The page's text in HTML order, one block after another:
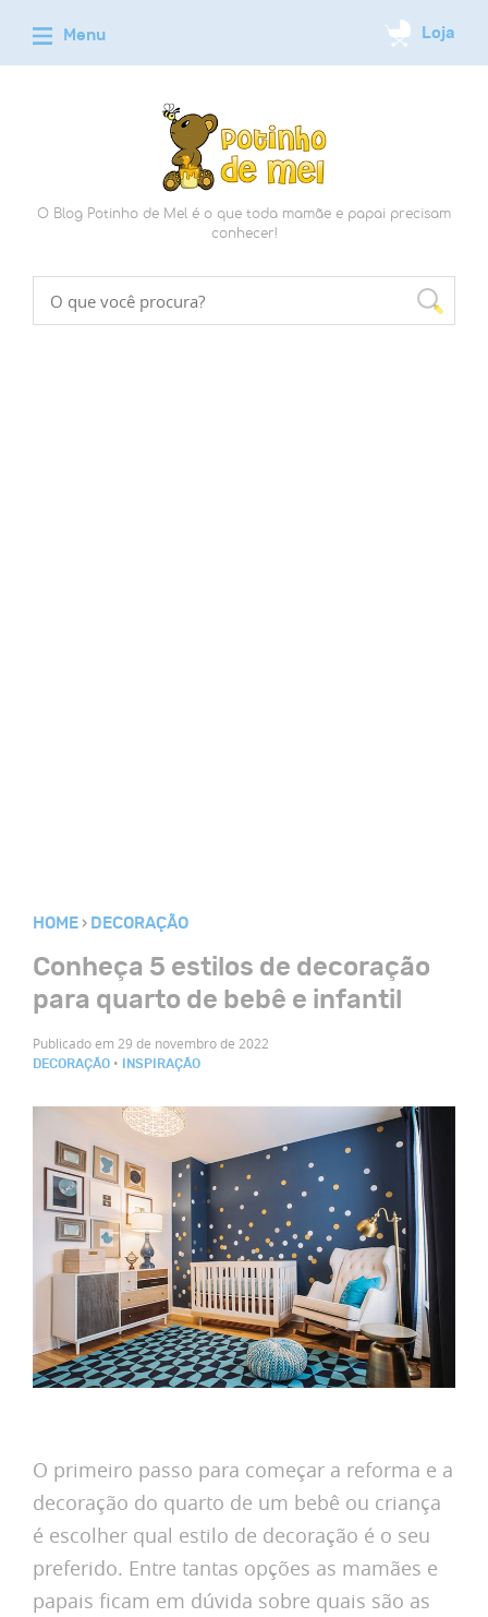
O Blog Potinho de Mel é o que toda mamãe e papai precisam
conhecer!
HOME DECORAÇÃO
Conheça 5 estilos de decoração
para quarto de bebê e infantil
Publicado em 29 de novembro de 2022
DECORAÇÃO • INSPIRAÇÃO
O primeiro passo para começar a reforma e a
decoração do quarto de um bebê ou criança
é escolher qual estilo de decoração é o seu
preferido. Entre tantas opções as mamães e
papais ficam em dúvida sobre quais são as